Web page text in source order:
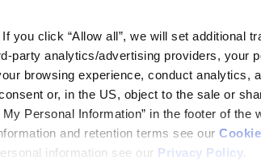
you click “Allow all”, we will set additional
party analytics/advertising providers, your
browsing experience, conduct analytics,
or, in the US, object to the sale or
Personal Information” in the footer of the
and retention terms see our Cookie
information see our Privacy Policy